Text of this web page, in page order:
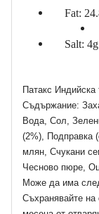
Fat:
Salt: 4g
Патакс
Съдържание:
Вода, Сол,
(2%), Подправка
млян, Счукани
Чесново пюре,
Може да има
Съхранявайте